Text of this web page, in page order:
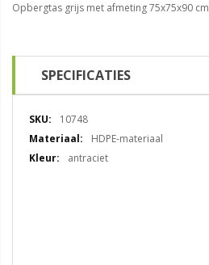
Opbergtas grijs met afmeting 75x75x90 cm
SPECIFICATIES
Specificaties
10748
HDPE-materiaal
antraciet